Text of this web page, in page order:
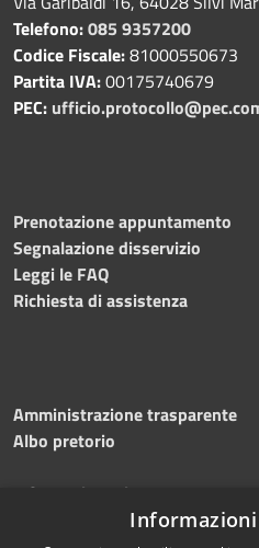
Telefono:085 9357200
Codice Fiscale:81000550673
Partita IVA:00175740679
PEC:
Prenotazione appuntamento
Segnalazione disservizio
Leggi le FAQ
Richiesta di assistenza
Amministrazione trasparente
Albo pretorio
Informativa privacy